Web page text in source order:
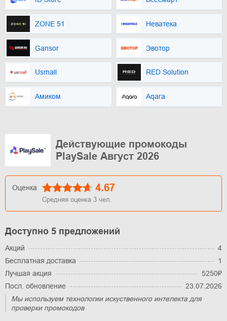
ZONE 51 Неватека
Gansor Эвотор
Usmall RED Solution
Амиком Aqara
Действующие промокоды
PlaySale Август 2026
Оценка 4.67
Средняя оценка 3 чел.
Доступно 5 предложений
Акций
4
Бесплатная доставка
1
Лучшая акция
5250₽
Посл. обновление
23.07.2026
Мы используем технологии искуственного интелекта для
проверки промокодов